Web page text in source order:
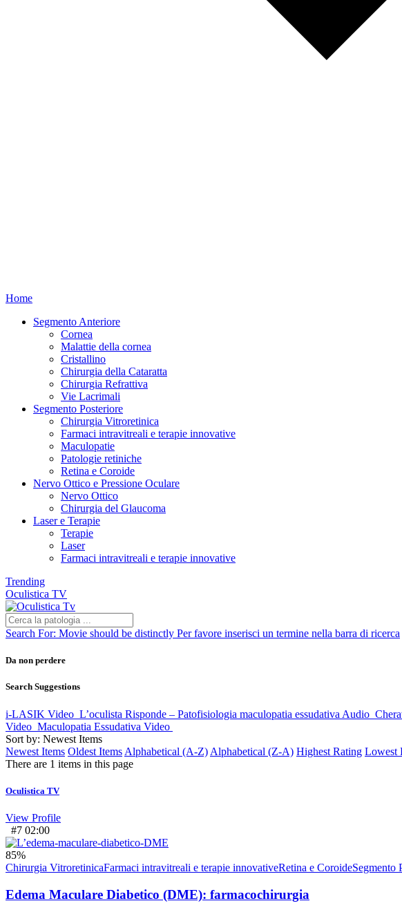
Home
Segmento Anteriore
Cornea
Malattie della cornea
Cristallino
Chirurgia della Cataratta
Chirurgia Refrattiva
Vie Lacrimali
Segmento Posteriore
Chirurgia Vitroretinica
Farmaci intravitreali e terapie innovative
Maculopatie
Patologie retiniche
Retina e Coroide
Nervo Ottico e Pressione Oculare
Nervo Ottico
Chirurgia del Glaucoma
Laser e Terapie
Terapie
Laser
Farmaci intravitreali e terapie innovative
Trending
Oculistica TV
Search For: Movie should be distinctly Per favore inserisci un termine nella barra di ricerca
Da non perdere
Search Suggestions
i-LASIK Video L’oculista Risponde – Patofisiologia maculopatia essudativa Audio
Video Maculopatia Essudativa Video
Sort by: Newest Items
Newest Items Oldest Items Alphabetical (A-Z) Alphabetical (Z-A) Highest Rating Lowest
There are 1 items in this page
Oculistica TV
View Profile
#7 02:00
85%
Chirurgia VitroretinicaFarmaci intravitreali e terapie innovativeRetina e CoroideSegmento
Edema Maculare Diabetico (DME): farmacochirurgia